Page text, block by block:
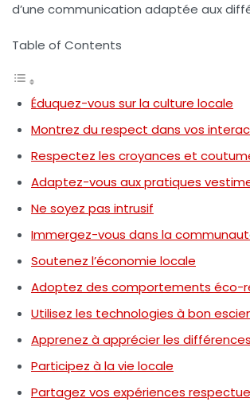
d’une communication adaptée aux
Table of Contents
Éduquez-vous sur la culture locale
Montrez du respect dans vos
Respectez les croyances et
Adaptez-vous aux pratiques
Ne soyez pas intrusif
Immergez-vous dans la
Soutenez l’économie locale
Adoptez des comportements éco-
Utilisez les technologies à bon
Apprenez à apprécier les différences
Participez à la vie locale
Partagez vos expériences